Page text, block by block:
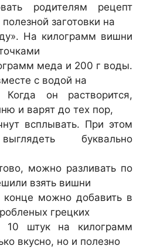
родителям рецепт
заготовки на
На килограмм вишни
меда и 200 г воды.
с водой на
он растворится,
и варят до тех пор,
всплывать. При этом
буквально
можно разливать по
взять вишни
конце можно добавить в
грецких
10 штук на килограмм
вкусно, но и полезно